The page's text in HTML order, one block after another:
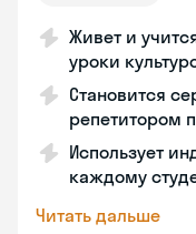
Живет и
уроки
Становится
репетитором
Использует
каждому
Читать дальше